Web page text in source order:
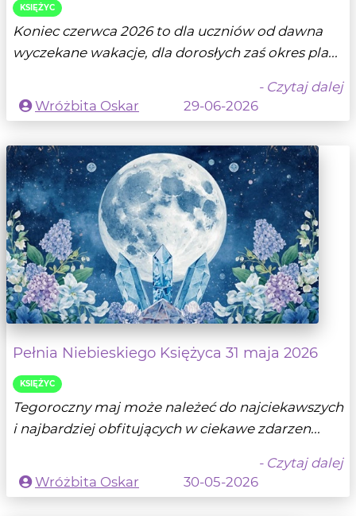
KSIĘŻYC
Koniec czerwca 2026 to dla uczniów od dawna
wyczekane wakacje, dla dorosłych zaś okres pla...
- Czytaj dalej
Wróżbita Oskar
29-06-2026
Pełnia Niebieskiego Księżyca 31 maja 2026
KSIĘŻYC
Tegoroczny maj może należeć do najciekawszych
i najbardziej obfitujących w ciekawe zdarzen...
- Czytaj dalej
Wróżbita Oskar
30-05-2026